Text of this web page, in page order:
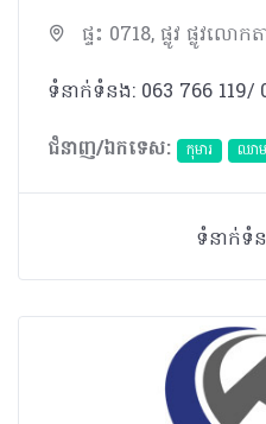
ផ្ទះ 0718, ផ្លូវ ផ្លូវល
ទំនាក់ទំនង: 063 766 119/
ជំនាញ/ឯកទេស:
កុមារ ឈាម
ទំនាក់ទំ